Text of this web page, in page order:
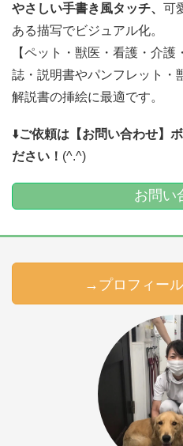
やさしい手書き風タッチ、 可
ある描写でビジュアル化。
【ペット・獣医・看護・介
誌・説明書やパンフレット・
解説書の挿絵に最適です。
⬇️ご依頼は【お問い合わせ】
ださい！ (^.^)
お問い
→プロフィー